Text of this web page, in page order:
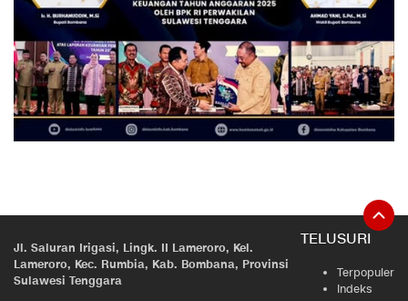
Jl. Saluran Irigasi, Lingk. II Lameroro, Kel.
Lameroro, Kec. Rumbia, Kab. Bombana, Provinsi
Sulawesi Tenggara
TELUSURI
Terpopuler
Indeks